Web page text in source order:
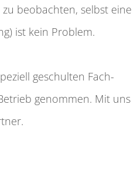
beobachten, selbst eine
ist kein Problem.
geschulten Fach­­­
genommen. Mit uns